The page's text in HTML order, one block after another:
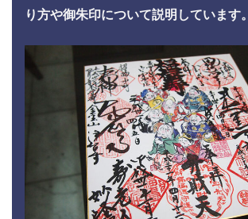
り方や御朱印について説明しています。